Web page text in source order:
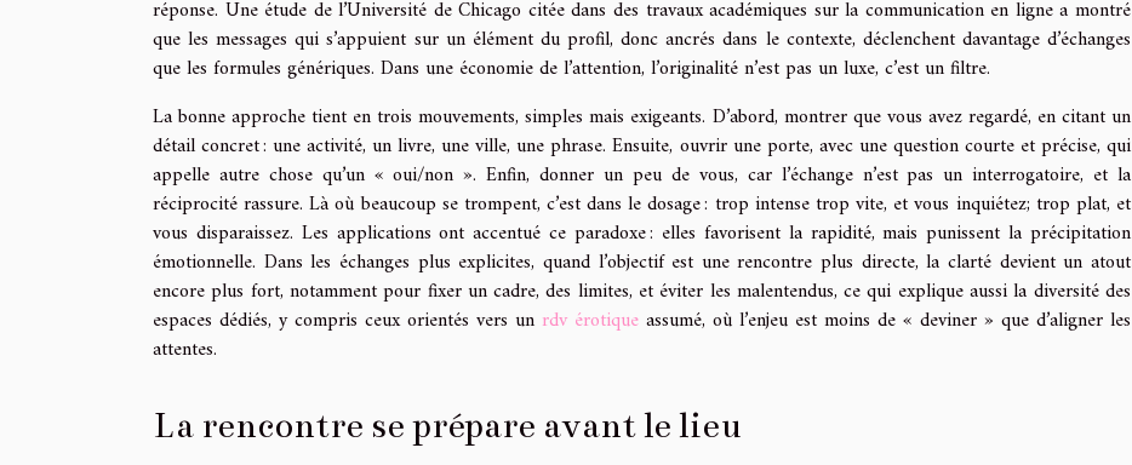
réponse. Une étude de l’Université de Chicago citée dans des travaux académiques sur la communication en ligne a montré
que les messages qui s’appuient sur un élément du profil, donc ancrés dans le contexte, déclenchent davantage d’échanges
que les formules génériques. Dans une économie de l’attention, l’originalité n’est pas un luxe, c’est un filtre.
La bonne approche tient en trois mouvements, simples mais exigeants. D’abord, montrer que vous avez regardé, en citant un
détail concret : une activité, un livre, une ville, une phrase. Ensuite, ouvrir une porte, avec une question courte et précise, qui
appelle autre chose qu’un « oui/non ». Enfin, donner un peu de vous, car l’échange n’est pas un interrogatoire, et la
réciprocité rassure. Là où beaucoup se trompent, c’est dans le dosage : trop intense trop vite, et vous inquiétez; trop plat, et
vous disparaissez. Les applications ont accentué ce paradoxe : elles favorisent la rapidité, mais punissent la précipitation
émotionnelle. Dans les échanges plus explicites, quand l’objectif est une rencontre plus directe, la clarté devient un atout
encore plus fort, notamment pour fixer un cadre, des limites, et éviter les malentendus, ce qui explique aussi la diversité des
espaces dédiés, y compris ceux orientés vers un rdv érotique assumé, où l’enjeu est moins de « deviner » que d’aligner les
attentes.
La rencontre se prépare avant le lieu